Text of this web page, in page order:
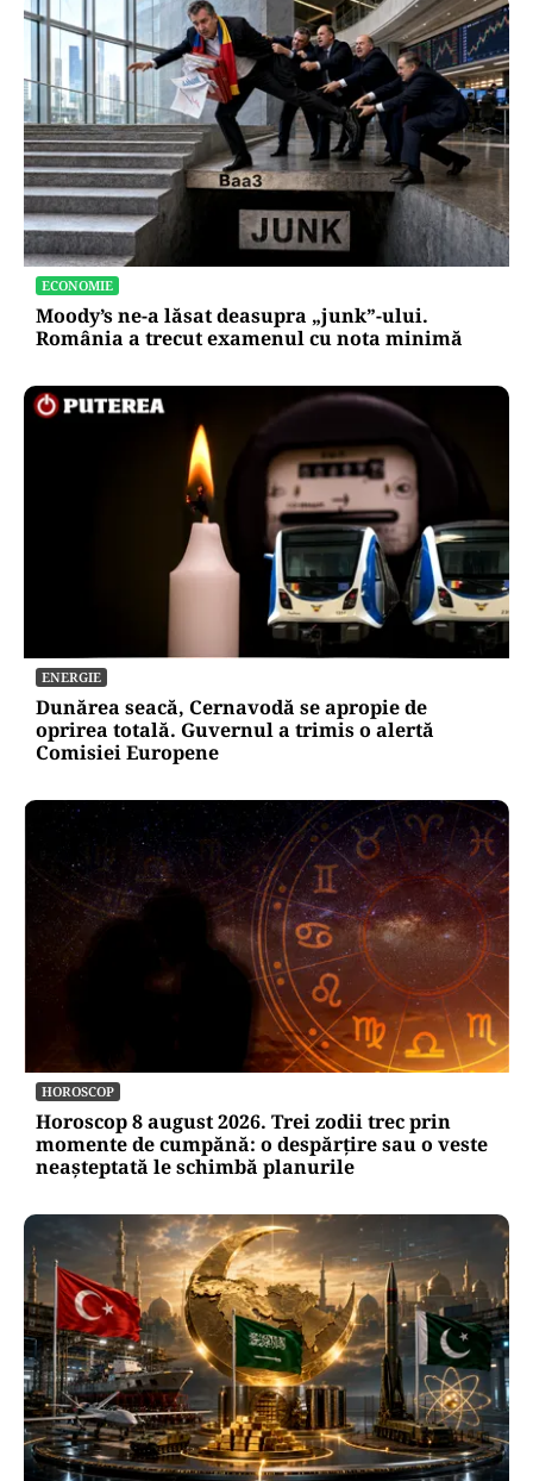
ECONOMIE
Moody’s ne-a lăsat deasupra „junk”-ului.
România a trecut examenul cu nota minimă
ENERGIE
Dunărea seacă, Cernavodă se apropie de
oprirea totală. Guvernul a trimis o alertă
Comisiei Europene
HOROSCOP
Horoscop 8 august 2026. Trei zodii trec prin
momente de cumpănă: o despărțire sau o veste
neașteptată le schimbă planurile